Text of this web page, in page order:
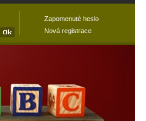
Zapomenuté heslo
Nová registrace